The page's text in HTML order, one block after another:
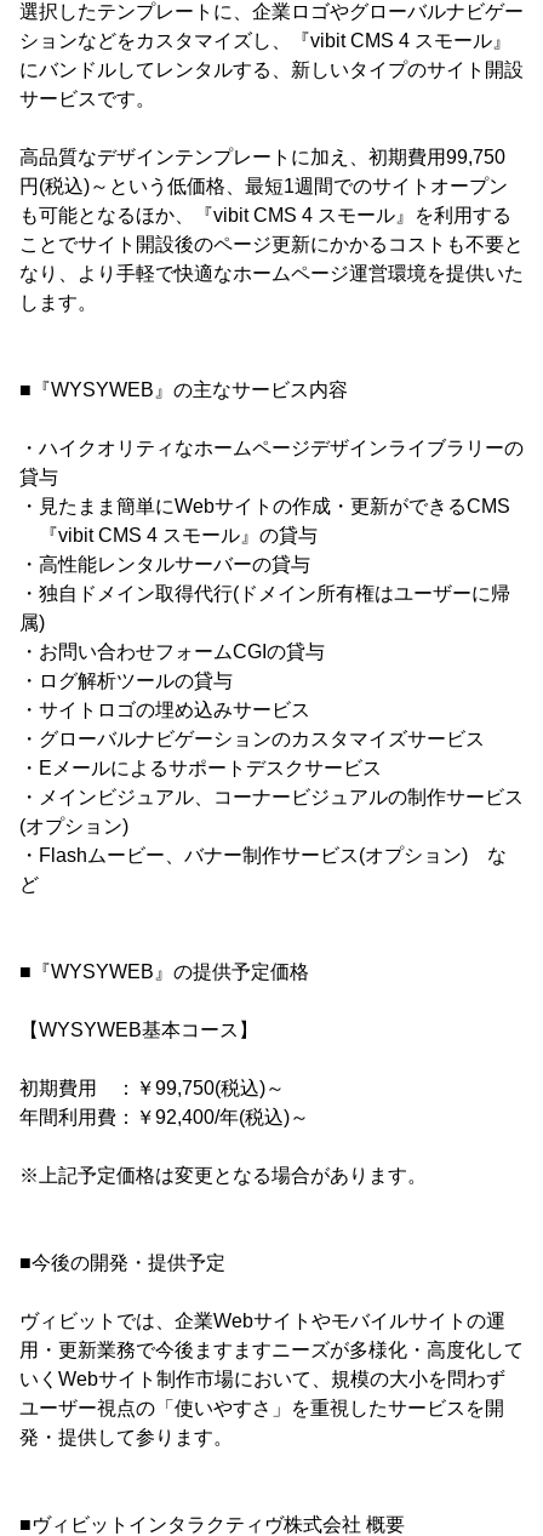
選択したテンプレートに、企業ロゴやグローバルナビゲー
ションなどをカスタマイズし、『vibit CMS 4 スモール』
にバンドルしてレンタルする、新しいタイプのサイト開設
サービスです。
高品質なデザインテンプレートに加え、初期費用99,750
円(税込)～という低価格、最短1週間でのサイトオープン
も可能となるほか、『vibit CMS 4 スモール』を利用する
ことでサイト開設後のページ更新にかかるコストも不要と
なり、より手軽で快適なホームページ運営環境を提供いた
します。
■『WYSYWEB』の主なサービス内容
・ハイクオリティなホームページデザインライブラリーの
貸与
・見たまま簡単にWebサイトの作成・更新ができるCMS
『vibit CMS 4 スモール』の貸与
・高性能レンタルサーバーの貸与
・独自ドメイン取得代行(ドメイン所有権はユーザーに帰
属)
・お問い合わせフォームCGIの貸与
・ログ解析ツールの貸与
・サイトロゴの埋め込みサービス
・グローバルナビゲーションのカスタマイズサービス
・Eメールによるサポートデスクサービス
・メインビジュアル、コーナービジュアルの制作サービス
(オプション)
・Flashムービー、バナー制作サービス(オプション) な
ど
■『WYSYWEB』の提供予定価格
【WYSYWEB基本コース】
初期費用 ：￥99,750(税込)～
年間利用費：￥92,400/年(税込)～
※上記予定価格は変更となる場合があります。
■今後の開発・提供予定
ヴィビットでは、企業Webサイトやモバイルサイトの運
用・更新業務で今後ますますニーズが多様化・高度化して
いくWebサイト制作市場において、規模の大小を問わず
ユーザー視点の「使いやすさ」を重視したサービスを開
発・提供して参ります。
■ヴィビットインタラクティヴ株式会社 概要